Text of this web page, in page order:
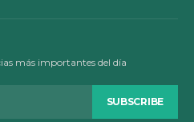
más importantes del día
SUBSCRIBE